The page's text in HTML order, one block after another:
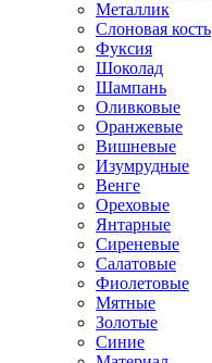
Металлик
Слоновая кость
Фуксия
Шоколад
Шампань
Оливковые
Оранжевые
Вишневые
Изумрудные
Венге
Ореховые
Янтарные
Сиреневые
Салатовые
Фиолетовые
Мятные
Золотые
Синие